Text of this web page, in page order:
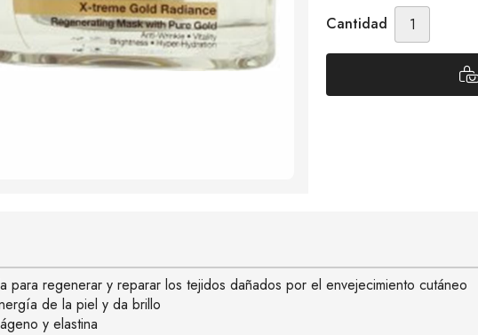
Cantidad
regenerar y reparar los tejidos dañados por el envejecimiento cutáneo
de la piel y da brillo
y elastina